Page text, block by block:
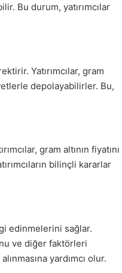
Bu durum, yatırımcılar
Yatırımcılar, gram
depolayabilirler. Bu,
gram altının fiyatını
bilinçli kararlar
edinmelerini sağlar.
ve diğer faktörleri
yardımcı olur.